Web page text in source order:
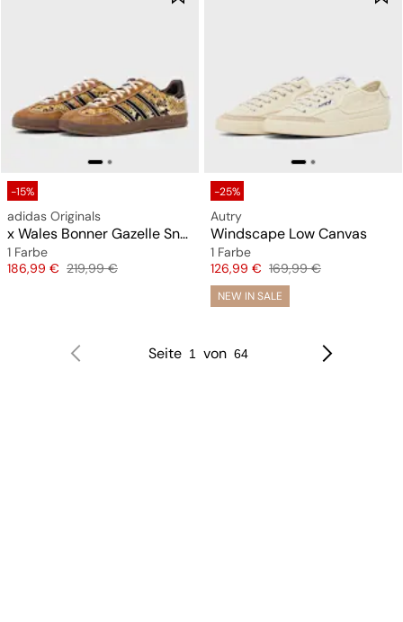
-15%
adidas Originals
x Wales Bonner Gazelle Snake
1 Farbe
Preis
186,99 € Originalpreis
219,99 €
-25%
Autry
Windscape Low Canvas
1 Farbe
Preis
126,99 € Originalpreis
169,99 €
NEW IN SALE
Seite 1 von 64